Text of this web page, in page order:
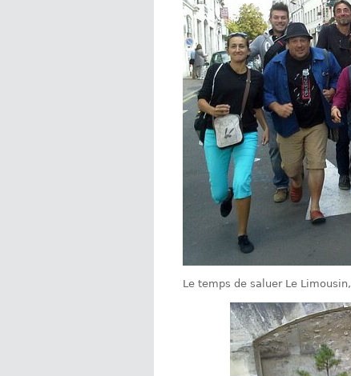
Le temps de saluer Le Limousin,